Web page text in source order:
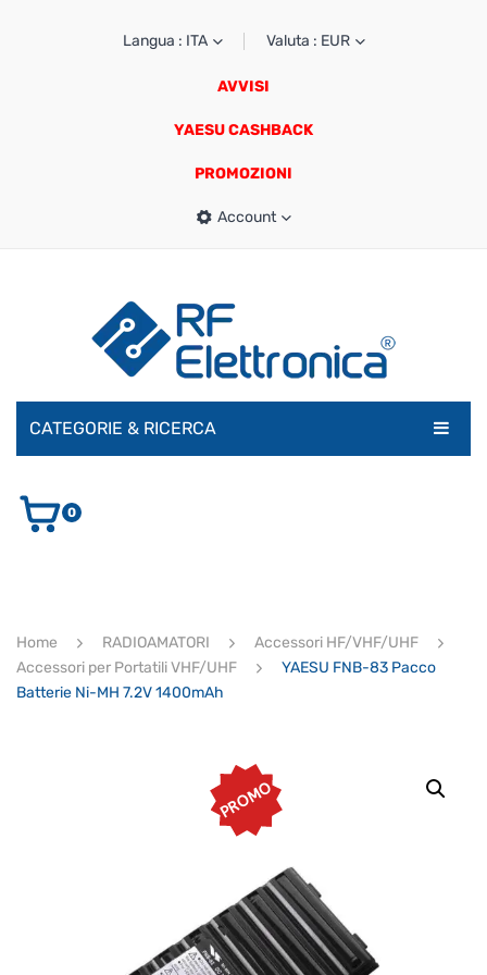
Langua : ITA Valuta : EUR
AVVISI
YAESU CASHBACK
PROMOZIONI
Account
CATEGORIE & RICERCA
AUDIO E VIDEO
ULTIMI ARRIVI
Ricerca
prodotti
0
Home RADIOAMATORI
Accessori HF/VHF/UHF
Accessori per Portatili VHF/UHF
YAESU FNB-83 Pacco
Batterie Ni-MH 7.2V 1400mAh
PROMO